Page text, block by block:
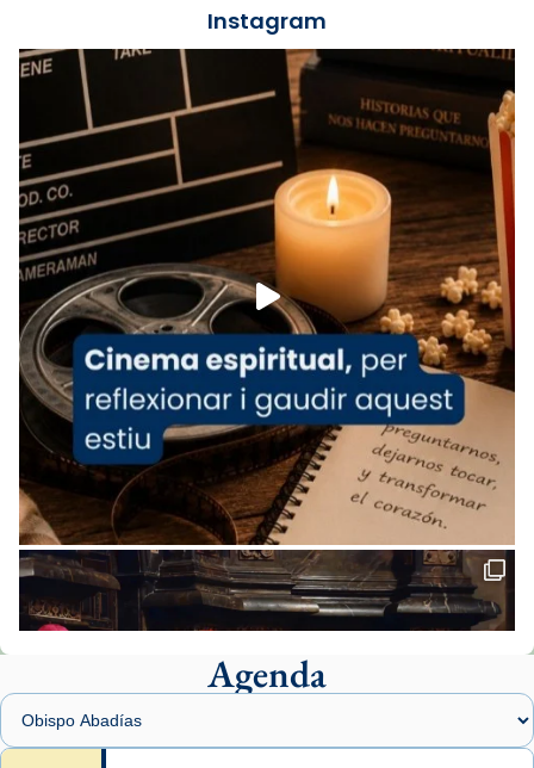
Recupera l'entrevista comp
Vatican
tican News 👇
www.vaticannews.va/es/iglesia/news/2026-
07/carmina-historia-depresion-papa-viaje-
espana-testimoni...
Foto
View on Facebook · Share
Arquebisbat de Barcelona
2 weeks ago
«Avui les santes Juliana i Semproniana ens
ajuden a alçar la mirada»
Mons. Sergi Gordo, bisbe de Tortosa, ha
presidit aquest 27 de juliol la missa de Les
Santes de Mataró.
🔗tinyurl.com/cvu5jmbk
📸 J. Merino
Instagram
Agenda